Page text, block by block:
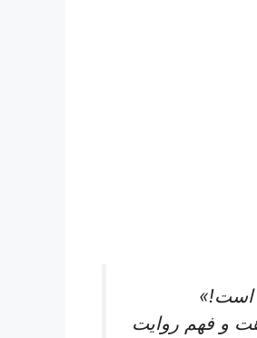
است!»
و فهم‌ روایت‌